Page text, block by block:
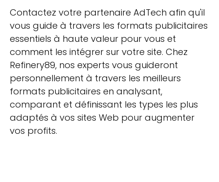
Contactez votre partenaire AdTech afin qu'il
vous guide à travers les formats publicitaires
essentiels à haute valeur pour vous et
comment les intégrer sur votre site. Chez
Refinery89, nos experts vous guideront
personnellement à travers les meilleurs
formats publicitaires en analysant,
comparant et définissant les types les plus
adaptés à vos sites Web pour augmenter
vos profits.